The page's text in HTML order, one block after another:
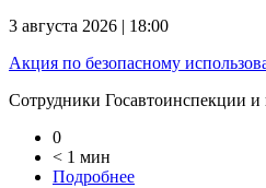
3 августа 2026 | 18:00
Акция по безопасному
Сотрудники Госавтоинспекции
0
< 1 мин
Подробнее